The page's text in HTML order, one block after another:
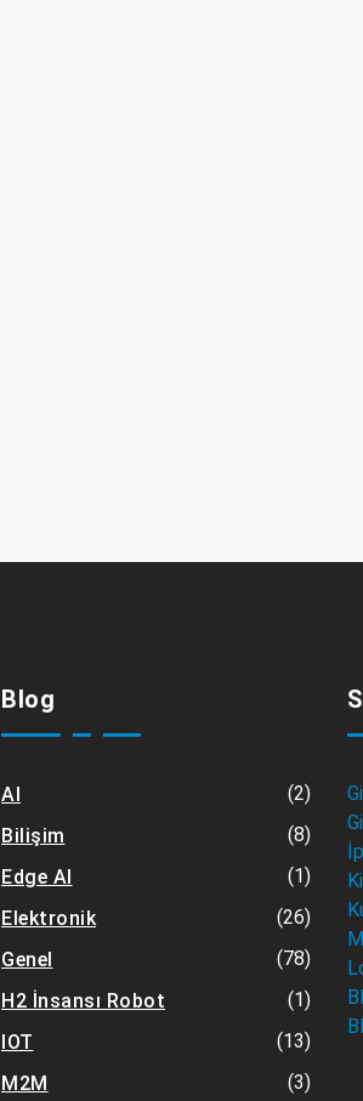
Blog
AI
(2)
Bilişim
(8)
Edge AI
(1)
Elektronik
(26)
Genel
(78)
H2 İnsansı Robot
(1)
IOT
(13)
M2M
(3)